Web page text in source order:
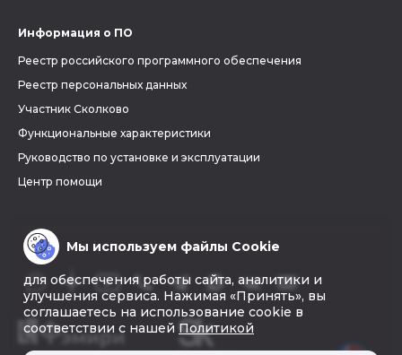
Информация о ПО
Реестр российского программного обеспечения
Реестр персональных данных
Участник Сколково
Функциональные характеристики
Руководство по установке и эксплуатации
Центр помощи
Мы используем файлы Cookie
для обеспечения работы сайта, аналитики и
улучшения сервиса. Нажимая «Принять», вы
соглашаетесь на использование cookie в
соответствии с нашей Политикой